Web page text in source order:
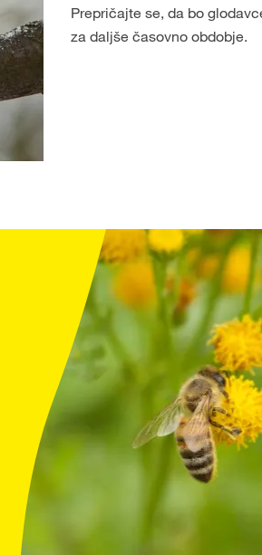
Prepričajte se, da bo
za daljše časovno obdobje.